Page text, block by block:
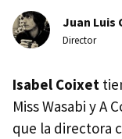
Juan Luis
Director
Isabel Coixet
Miss Wasabi y A
que la directora